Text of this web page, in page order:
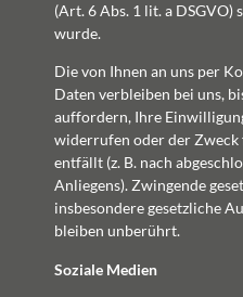
(Art. 6 Abs. 1 lit. a DSGVO)
wurde.
Die von Ihnen an uns per
Daten verbleiben bei uns,
auffordern, Ihre
widerrufen oder der
entfällt (z. B. nach
Anliegens). Zwingende
insbesondere gesetzliche
bleiben unberührt.
Soziale Medien